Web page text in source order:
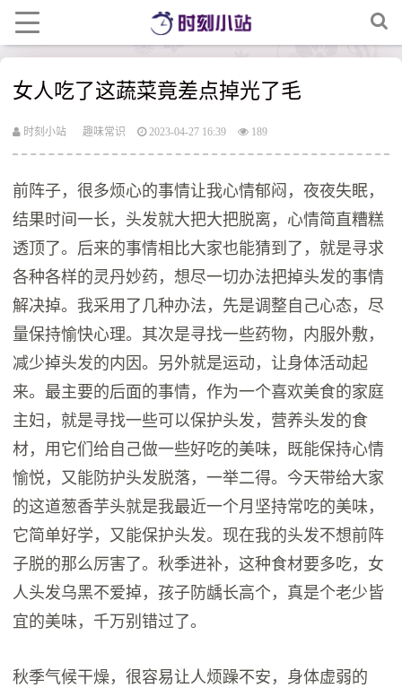
女人吃了这蔬菜竟差点掉光了毛
时刻小站 趣味常识 2023-04-27 16:39 189
前阵子，很多烦心的事情让我心情郁闷，夜夜失眠，
结果时间一长，头发就大把大把脱离，心情简直糟糕
透顶了。后来的事情相比大家也能猜到了，就是寻求
各种各样的灵丹妙药，想尽一切办法把掉头发的事情
解决掉。我采用了几种办法，先是调整自己心态，尽
量保持愉快心理。其次是寻找一些药物，内服外敷，
减少掉头发的内因。另外就是运动，让身体活动起
来。最主要的后面的事情，作为一个喜欢美食的家庭
主妇，就是寻找一些可以保护头发，营养头发的食
材，用它们给自己做一些好吃的美味，既能保持心情
愉悦，又能防护头发脱落，一举二得。今天带给大家
的这道葱香芋头就是我最近一个月坚持常吃的美味，
它简单好学，又能保护头发。现在我的头发不想前阵
子脱的那么厉害了。秋季进补，这种食材要多吃，女
人头发乌黑不爱掉，孩子防龋长高个，真是个老少皆
宜的美味，千万别错过了。
​秋季气候干燥，很容易让人烦躁不安，身体虚弱的